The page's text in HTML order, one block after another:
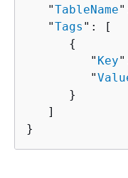
   "
TableName
   "
Tags ": [
{
         "
Key
         "
      }
   ]
}